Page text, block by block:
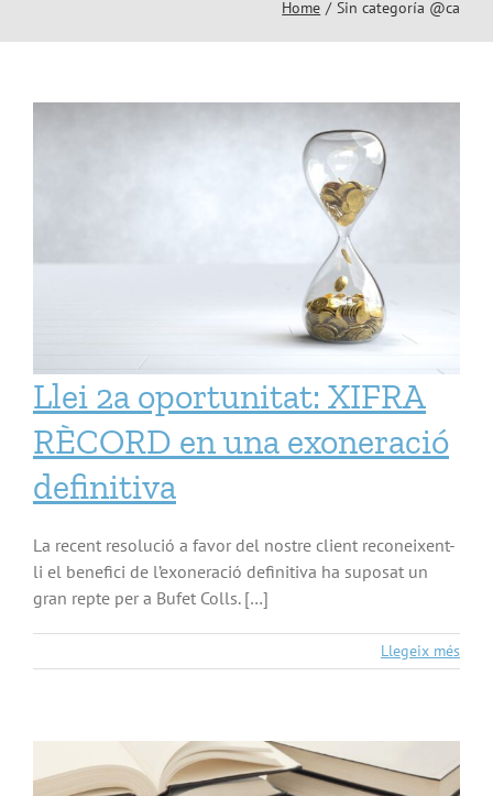
Socis Advocats
Blog
Home Sin categoría @ca
Llei 2a oportunitat: XIFRA
RÈCORD en una exoneració
definitiva
La recent resolució a favor del nostre client reconeixent-
li el benefici de l’exoneració definitiva ha suposat un
gran repte per a Bufet Colls. […]
Llegeix més